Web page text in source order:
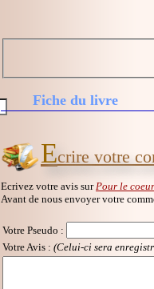
Fiche du livre
Ecrire votre
Ecrivez votre avis sur Pour le
Avant de nous envoyer votre
Votre Pseudo :
Votre Avis : (Celui-ci sera